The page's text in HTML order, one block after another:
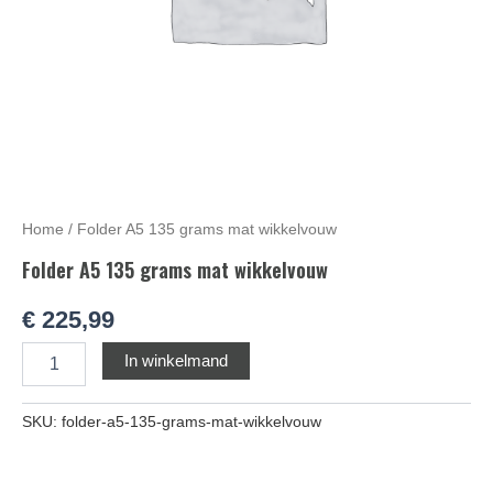
Home / Folder A5 135 grams mat wikkelvouw
Folder A5 135 grams mat wikkelvouw
€ 225,99
In winkelmand
SKU: folder-a5-135-grams-mat-wikkelvouw